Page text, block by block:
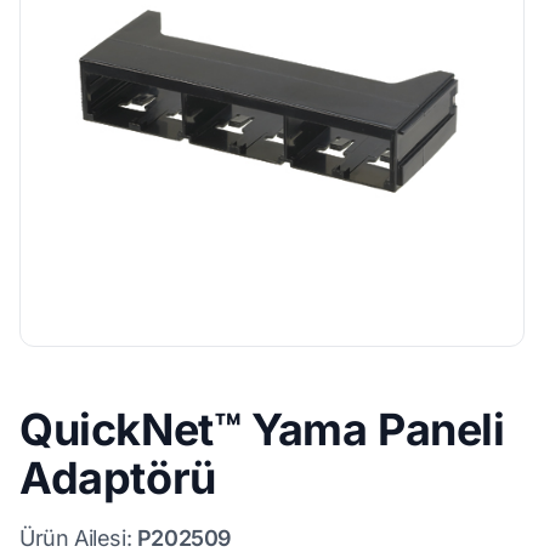
QuickNet™ Yama Paneli
Adaptörü
Ürün Ailesi: P202509